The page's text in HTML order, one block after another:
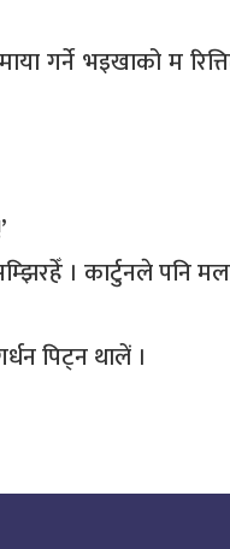
गर्ने भइखाको म
। कार्टुनले पनि
पिट्न थालें ।